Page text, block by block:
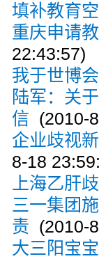
填补教育
重庆申请
22:43:57)
我于世博
陆军：关
信 (2010-
企业歧视
8-18
上海乙肝
三一集团
责 (2010-
大三阳宝